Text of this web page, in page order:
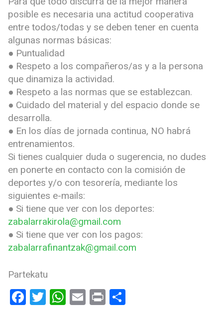
posible es necesaria una actitud cooperativa
entre todos/todas y se deben tener en cuenta
algunas normas básicas:
● Puntualidad
● Respeto a los compañeros/as y a la persona
que dinamiza la actividad.
● Respeto a las normas que se establezcan.
● Cuidado del material y del espacio donde se
desarrolla.
● En los días de jornada continua, NO habrá
entrenamientos.
Si tienes cualquier duda o sugerencia, no dudes
en ponerte en contacto con la comisión de
deportes y/o con tesorería, mediante los
siguientes e-mails:
● Si tiene que ver con los deportes:
zabalarrakirola@gmail.com
● Si tiene que ver con los pagos:
zabalarrafinantzak@gmail.com
Partekatu
Facebook
Twitter
WhatsApp
Email
PrintCompartir